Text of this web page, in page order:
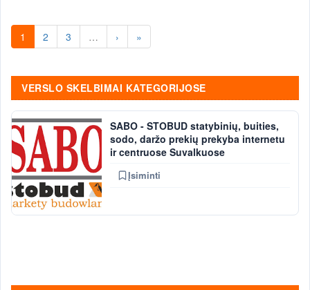
1 2 3 … › »
VERSLO SKELBIMAI KATEGORIJOSE
SABO - STOBUD statybinių, buities,
sodo, daržo prekių prekyba internetu
ir centruose Suvalkuose
Įsiminti